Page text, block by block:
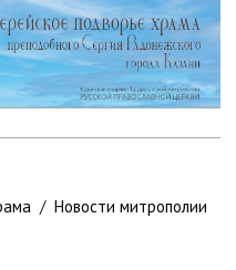
/ Новости митрополии